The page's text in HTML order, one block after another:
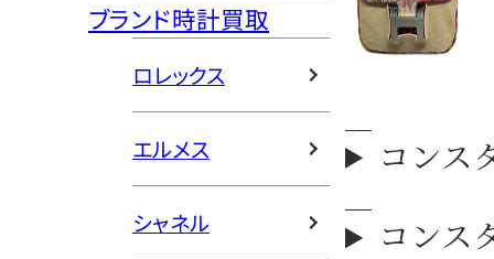
ブランド時計買取
ロレックス
エルメス
シャネル
コンス
コンス